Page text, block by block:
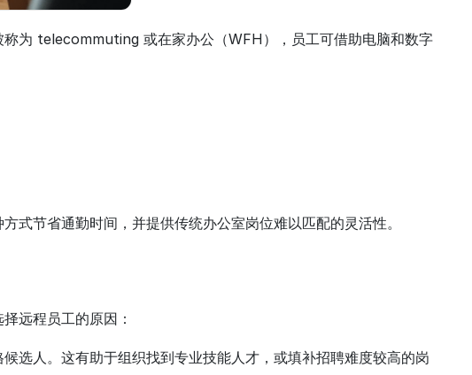
为 telecommuting 或在家办公（WFH），员工可借助电脑和数字
式节省通勤时间，并提供传统办公室岗位难以匹配的灵活性。
远程员工的原因：
人。这有助于组织找到专业技能人才，或填补招聘难度较高的岗